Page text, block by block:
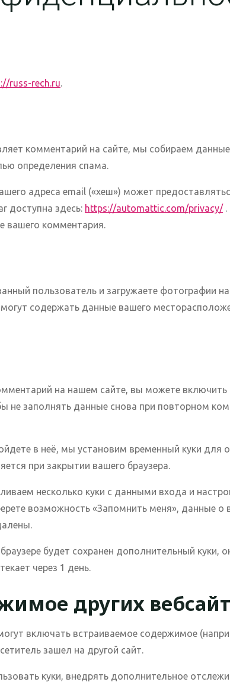
russ-rech.ru.
комментарий на сайте, мы собираем
определения спама.
адреса email («хеш») может
доступна здесь: https://automattic.com/privacy/.
вашего комментария.
пользователь и загружаете фотографии
содержать данные вашего
на нашем сайте, вы можете включить
не заполнять данные снова при повторном
в неё, мы установим временный куки
при закрытии вашего браузера.
несколько куки с данными входа и
возможность «Запомнить меня», данные о
будет сохранен дополнительный
через 1 день.
других
включать встраиваемое содержимое
зашел на другой сайт.
куки, внедрять дополнительное